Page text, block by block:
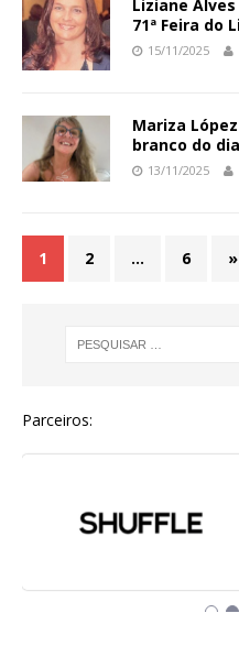
Liziane
71ª Feira do
15/11/2025
Mariza
branco do
13/11/2025
1 2 … 6 »
Parceiros: